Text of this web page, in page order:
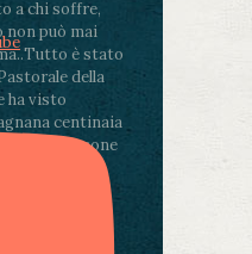
a chi soffre,
non può mai
.Tutto è stato
della
ha visto
centinaia
e persone